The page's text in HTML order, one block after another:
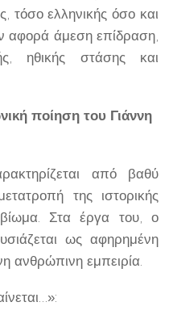
τόσο ελληνικής όσο και
αφορά άμεση επίδραση,
ηθικής στάσης και
ποίηση του Γιάννη
από βαθύ
της ιστορικής
βίωμα. Στα έργα του, ο
ως αφηρημένη
ανθρώπινη εμπειρία.